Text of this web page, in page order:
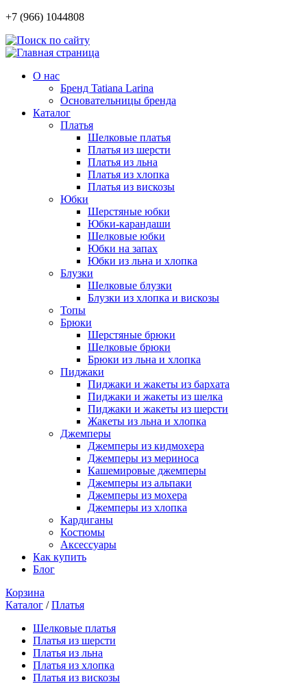
+7 (966) 1044808
О нас
Бренд Tatiana Larina
Основательницы бренда
Каталог
Платья
Шелковые платья
Платья из шерсти
Платья из льна
Платья из хлопка
Платья из вискозы
Юбки
Шерстяные юбки
Юбки-карандаши
Шелковые юбки
Юбки на запах
Юбки из льна и хлопка
Блузки
Шелковые блузки
Блузки из хлопка и вискозы
Топы
Брюки
Шерстяные брюки
Шелковые брюки
Брюки из льна и хлопка
Пиджаки
Пиджаки и жакеты из бархата
Пиджаки и жакеты из шелка
Пиджаки и жакеты из шерсти
Жакеты из льна и хлопка
Джемперы
Джемперы из кидмохера
Джемперы из мериноса
Кашемировые джемперы
Джемперы из альпаки
Джемперы из мохера
Джемперы из хлопка
Кардиганы
Костюмы
Аксессуары
Как купить
Блог
Корзина
Вы здесь
Каталог / Платья
Шелковые платья
Платья из шерсти
Платья из льна
Платья из хлопка
Платья из вискозы